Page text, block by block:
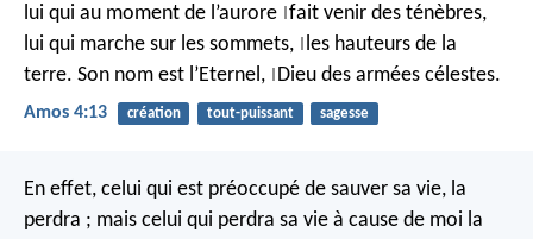
lui qui au moment de l’aurore fait venir des ténèbres,
lui qui marche sur les sommets, les hauteurs de la
terre. Son nom est l’Eternel, Dieu des armées célestes.
Amos 4:13 création tout-puissant sagesse
En effet, celui qui est préoccupé de sauver sa vie, la
perdra ; mais celui qui perdra sa vie à cause de moi la